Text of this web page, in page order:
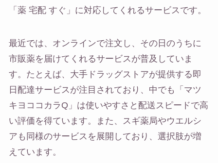
「薬 宅配 すぐ」に対応してくれるサービスです。
最近では、オンラインで注文し、その日のうちに
市販薬を届けてくれるサービスが普及していま
す。たとえば、大手ドラッグストアが提供する即
日配達サービスが注目されており、中でも「マツ
キヨココカラQ」は使いやすさと配送スピードで高
い評価を得ています。また、スギ薬局やウエルシ
アも同様のサービスを展開しており、選択肢が増
えています。